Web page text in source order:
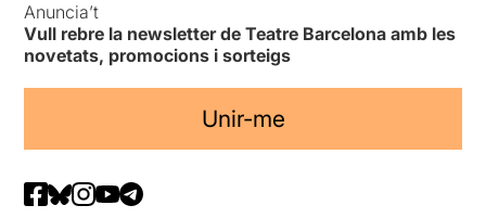
Anuncia’t
Vull rebre la newsletter de Teatre Barcelona amb les
novetats, promocions i sorteigs
Unir-me